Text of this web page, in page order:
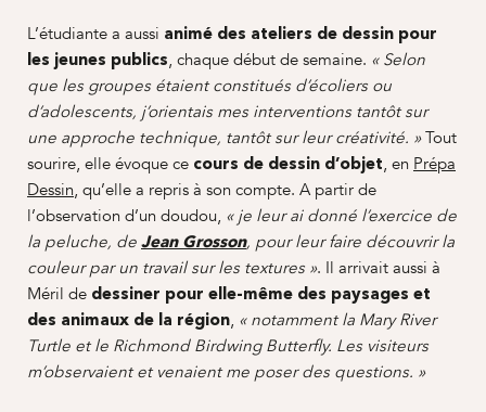
L’étudiante a aussi animé des ateliers de dessin pour
les jeunes publics, chaque début de semaine. « Selon
que les groupes étaient constitués d’écoliers ou
d’adolescents, j’orientais mes interventions tantôt sur
une approche technique, tantôt sur leur créativité. »Tout
sourire, elle évoque ce cours de dessin d’objet, en Prépa
Dessin, qu’elle a repris à son compte. A partir de
l’observation d’un doudou, « je leur ai donné l’exercice de
la peluche, de Jean Grosson, pour leur faire découvrir la
couleur par un travail sur les textures ». Il arrivait aussi à
Méril de dessiner pour elle-même des paysages et
des animaux de la région, « notamment la Mary River
Turtle et le Richmond Birdwing Butterfly. Les visiteurs
m’observaient et venaient me poser des questions. »